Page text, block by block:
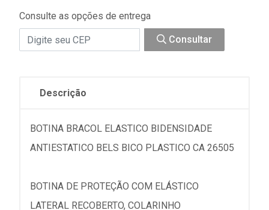
Consulte as opções de entrega
Consultar
Descrição
BOTINA BRACOL ELASTICO BIDENSIDADE
ANTIESTATICO BELS BICO PLASTICO CA 26505
BOTINA DE PROTEÇÃO COM ELÁSTICO
LATERAL RECOBERTO, COLARINHO